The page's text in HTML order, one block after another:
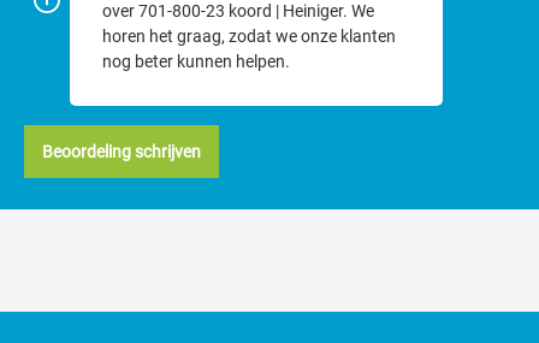
over 701-800-23 koord | Heiniger. We
horen het graag, zodat we onze klanten
nog beter kunnen helpen.
Beoordeling schrijven